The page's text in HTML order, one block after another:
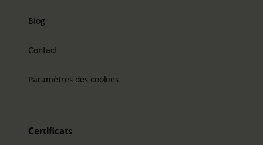
Blog
Contact
Paramètres des cookies
Certificats